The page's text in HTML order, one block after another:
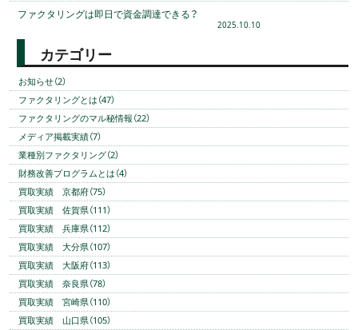
ファクタリングは即日で資金調達できる？
2025.10.10
カテゴリー
お知らせ（2）
ファクタリングとは（47）
ファクタリングのマル秘情報（22）
メディア掲載実績（7）
業種別ファクタリング（2）
財務改善プログラムとは（4）
買取実績 京都府（75）
買取実績 佐賀県（111）
買取実績 兵庫県（112）
買取実績 大分県（107）
買取実績 大阪府（113）
買取実績 奈良県（78）
買取実績 宮崎県（110）
買取実績 山口県（105）